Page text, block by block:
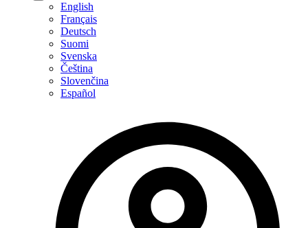
English
Français
Deutsch
Suomi
Svenska
Čeština
Slovenčina
Español